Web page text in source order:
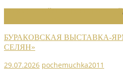
БУРАКОВСКАЯ ВЫСТАВКА-
СЕЛЯН»
29.07.2026 pochemuchka2011